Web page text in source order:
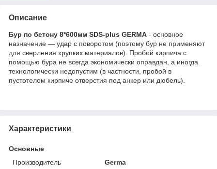
Описание
Бур по бетону 8*600мм SDS-plus GERMA - основное
назначение — удар с поворотом (поэтому бур не применяют
для сверления хрупких материалов). Пробой кирпича с
помощью бура не всегда экономически оправдан, а иногда
технологически недопустим (в частности, пробой в
пустотелом кирпиче отверстия под анкер или дюбель).
Характеристики
Основные
Производитель
Germa